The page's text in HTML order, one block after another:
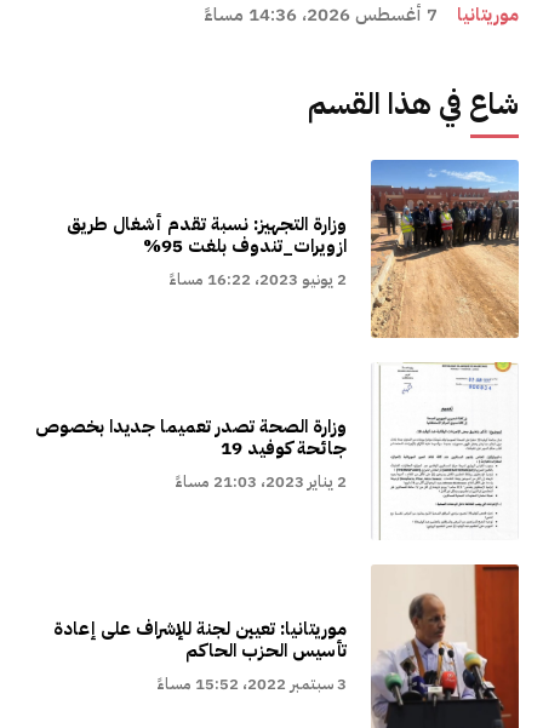
موريتانيا 7 أغسطس 2026، 14:36 مساءً
شاع في هذا القسم
وزارة التجهيز: نسبة تقدم أشغال طريق
ازويرات_تندوف بلغت 95%
2 يونيو 2023، 16:22 مساءً
وزارة الصحة تصدر تعميما جديدا بخصوص
جائحة كوفيد 19
2 يناير 2023، 21:03 مساءً
موريتانيا: تعيين لجنة للإشراف على إعادة
تأسيس الحزب الحاكم
3 سبتمبر 2022، 15:52 مساءً